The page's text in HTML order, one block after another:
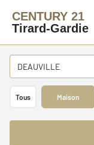
CENTURY 21
Tirard-Gardie
DEAUVILLE
Tous Maison